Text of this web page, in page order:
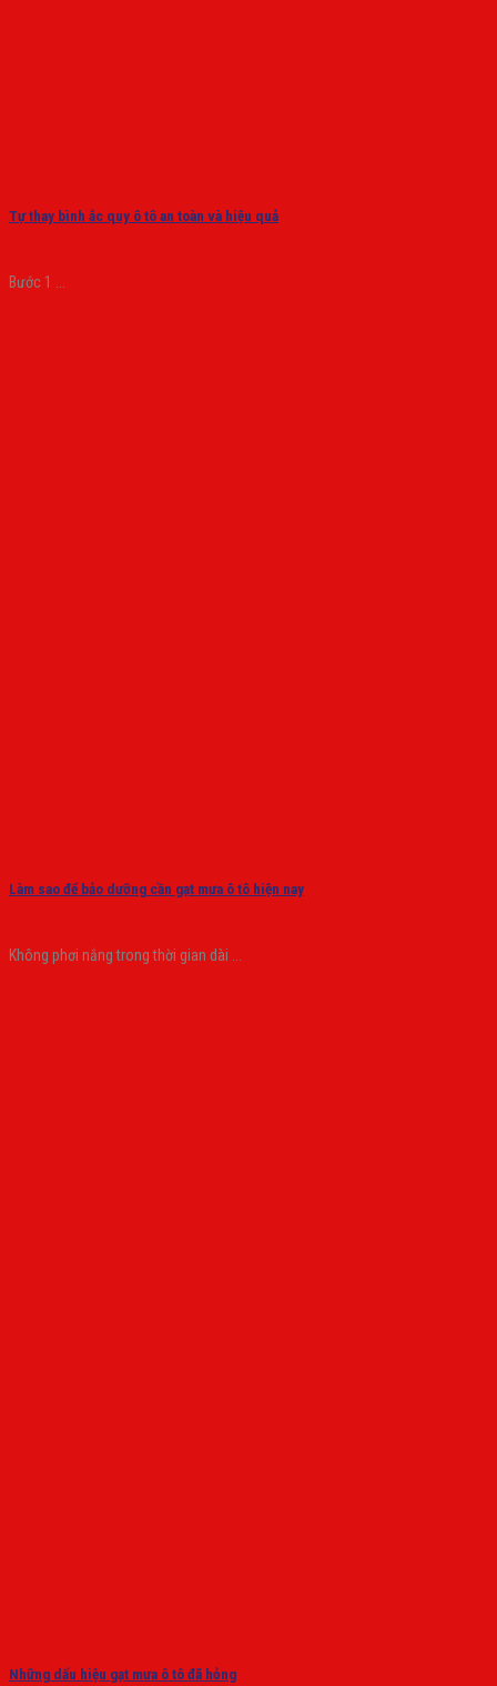
Tự thay bình ắc quy ô tô an toàn và hiệu quả
Bước 1 ...
Làm sao để bảo dưỡng cần gạt mưa ô tô hiện nay
Không phơi nắng trong thời gian dài ...
Những dấu hiệu gạt mưa ô tô đã hỏng